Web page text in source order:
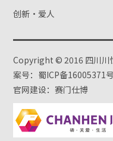
创新·爱人
Copyright © 2016 四川川
案号：蜀ICP备16005371
官网建设：赛门仕博